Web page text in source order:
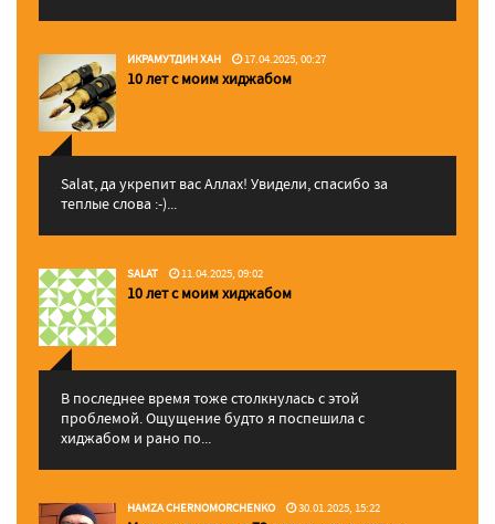
ИКРАМУТДИН ХАН 17.04.2025, 00:27
10 лет с моим хиджабом
Salat, да укрепит вас Аллаx! Увидели, спасибо за
теплые слова :-)...
SALAT 11.04.2025, 09:02
10 лет с моим хиджабом
В последнее время тоже столкнулась с этой
проблемой. Ощущение будто я поспешила с
хиджабом и рано по...
HAMZA CHERNOMORCHENKO 30.01.2025, 15:22